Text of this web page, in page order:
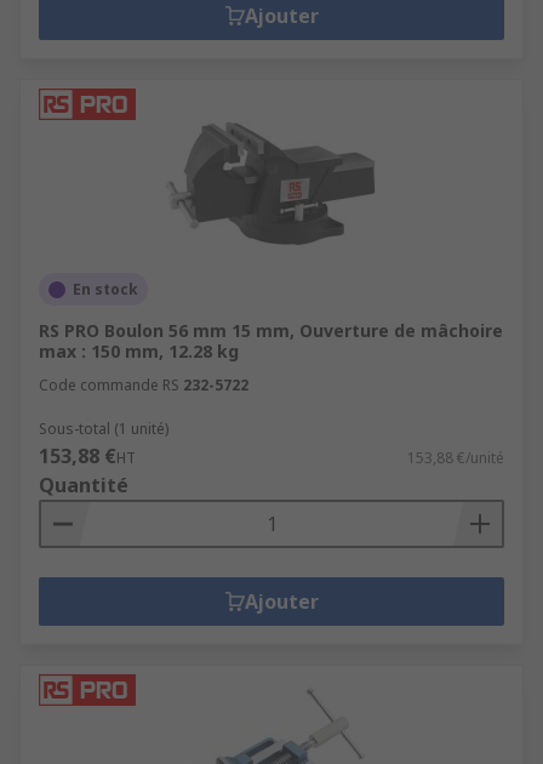
Ajouter
En stock
RS PRO Boulon 56 mm 15 mm, Ouverture de mâchoire
max : 150 mm, 12.28 kg
Code commande RS 232-5722
Sous-total (1 unité)
153,88 €HT 153,88 €/unité
Quantité
Ajouter